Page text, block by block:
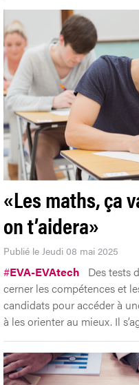
«Les maths, ça
on t’aidera»
Publié le Jeudi 08 mai 2025
#EVA-EVAtech
Des tests
cerner les compétences et
candidats pour accéder à
à les orienter au mieux. Il